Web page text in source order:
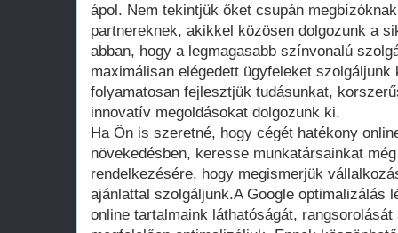
ápol. Nem tekintjük őket csupán
partnereknek, akikkel közösen dolgozunk a
abban, hogy a legmagasabb színvonalú
maximálisan elégedett ügyfeleket szolgáljunk
folyamatosan fejlesztjük tudásunkat,
innovatív megoldásokat dolgozunk ki.
Ha Ön is szeretné, hogy cégét hatékony
növekedésben, keresse munkatársainkat
rendelkezésére, hogy megismerjük
ajánlattal szolgáljunk.A Google optimalizálás
online tartalmaink láthatóságát,